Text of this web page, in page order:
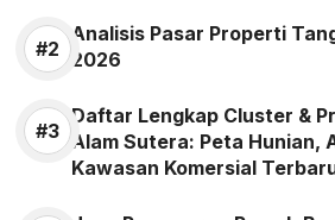
Analisis Pasar Properti
2026
Daftar Lengkap Cluster &
Alam Sutera: Peta Hunian,
Kawasan Komersial